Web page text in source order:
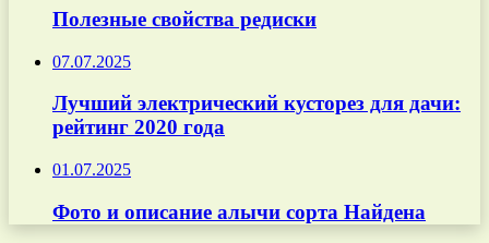
Полезные свойства редиски
07.07.2025
Лучший электрический кусторез для дачи:
рейтинг 2020 года
01.07.2025
Фото и описание алычи сорта Найдена